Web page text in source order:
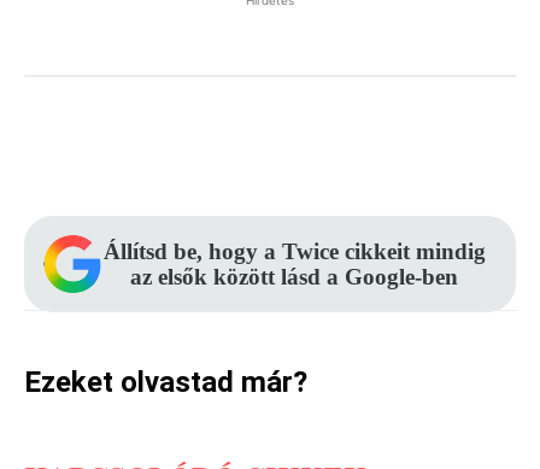
Állítsd be, hogy a Twice cikkeit mindig
az elsők között lásd a Google-ben
Ezeket olvastad már?